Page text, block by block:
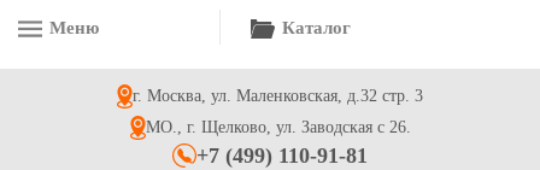
Картонная упаковка для макарун, на 6 шт с прозрачным
Меню Каталог
г. Москва, ул. Маленковская, д.32 стр. 3
МО., г. Щелково, ул. Заводская с 26.
+7 (499) 110-91-81